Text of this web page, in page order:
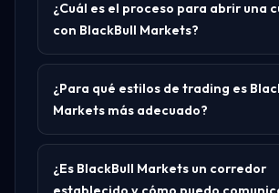
¿Cuál es el proceso para abrir una
con BlackBull Markets?
¿Para qué estilos de trading es
Markets más adecuado?
¿Es BlackBull Markets un corredor